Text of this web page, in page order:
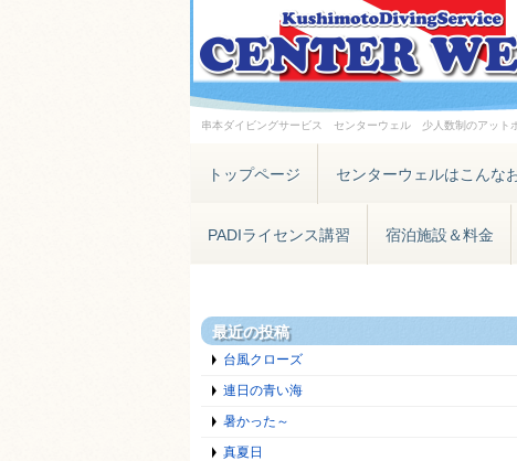
串本ダイビングサービス センターウェル 少人数制のアット
トップページ センターウェルはこんな
PADIライセンス講習 宿泊施設＆料金
最近の投稿
台風クローズ
連日の青い海
暑かった～
真夏日